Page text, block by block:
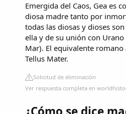
Emergida del Caos, Gea es
diosa madre tanto por
todas las diosas y dioses
ella y de su unión con
Mar). El equivalente romano
Tellus Mater.
Solicitud de eliminación
Ver respuesta completa en